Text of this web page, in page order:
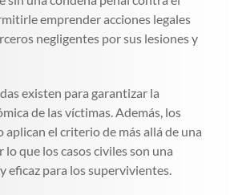
emprender acciones legales
negligentes por sus lesiones y
existen para garantizar la
de las víctimas. Además, los
el criterio de más allá de una
que los casos civiles son una
eficaz para los supervivientes.